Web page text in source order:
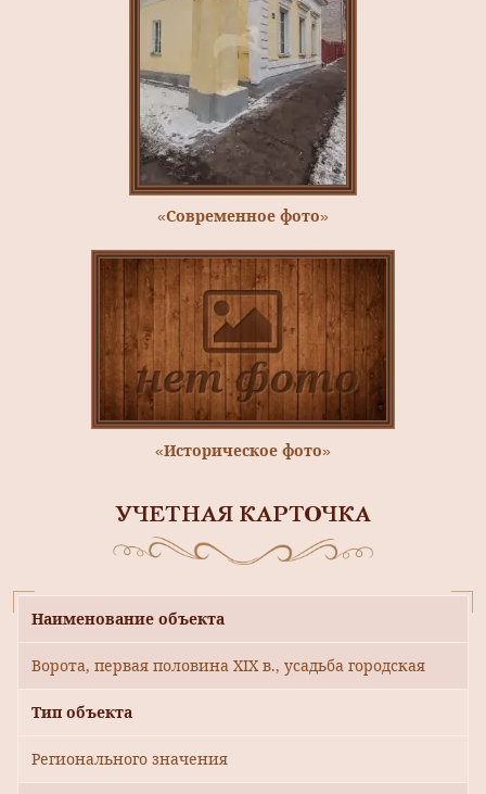
«Современное фото»
«Историческое фото»
УЧЕТНАЯ КАРТОЧКА
Наименование объекта
Ворота, первая половина XIX в., усадьба городская
Тип объекта
Регионального значения